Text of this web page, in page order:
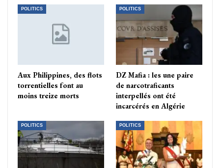
POLITICS
Aux Philippines, des flots
torrentielles font au
moins treize morts
POLITICS
DZ Mafia : les une paire
de narcotraficants
interpellés ont été
incarcérés en Algérie
POLITICS POLITICS